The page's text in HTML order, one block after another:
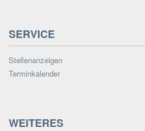
SERVICE
Stellenanzeigen
Terminkalender
WEITERES